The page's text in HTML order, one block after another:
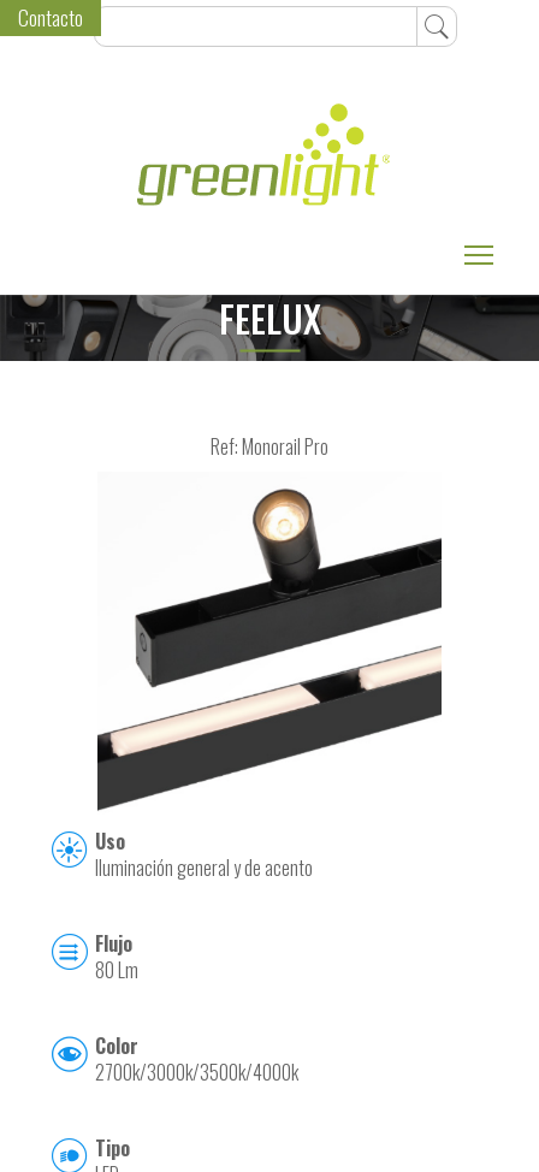
Contacto
FEELUX
Ref: Monorail Pro
Uso
Iluminación general y de acento
Flujo
80 Lm
Color
2700k/3000k/3500k/4000k
Tipo